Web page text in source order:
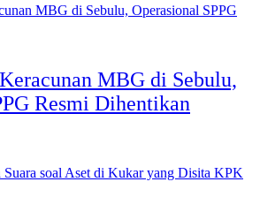
MBG di Sebulu,
Resmi Dihentikan